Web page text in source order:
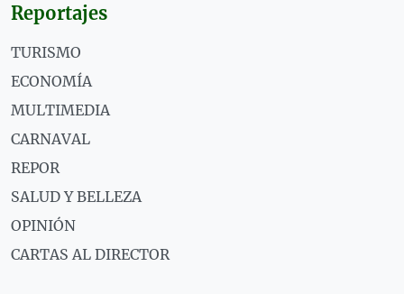
Reportajes
TURISMO
ECONOMÍA
MULTIMEDIA
CARNAVAL
REPOR
SALUD Y BELLEZA
OPINIÓN
CARTAS AL DIRECTOR